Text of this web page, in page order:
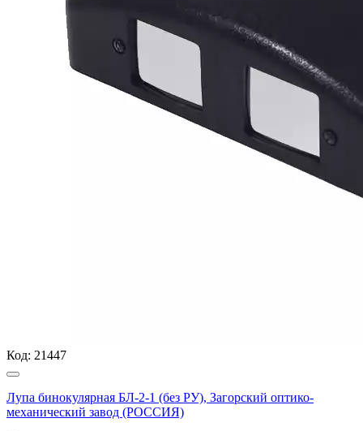
Код: 21447
Лупа бинокулярная БЛ-2-1 (без РУ), Загорский оптико-
механический завод (РОССИЯ)